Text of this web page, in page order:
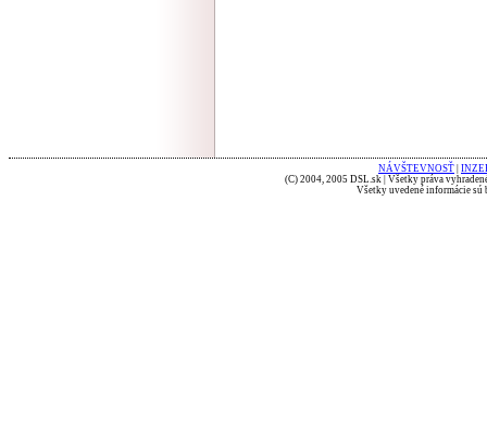
NÁVŠTEVNOSŤ
(C) 2004, 2005 DSL.sk | Všetky práva
Všetky uvedené informácie sú